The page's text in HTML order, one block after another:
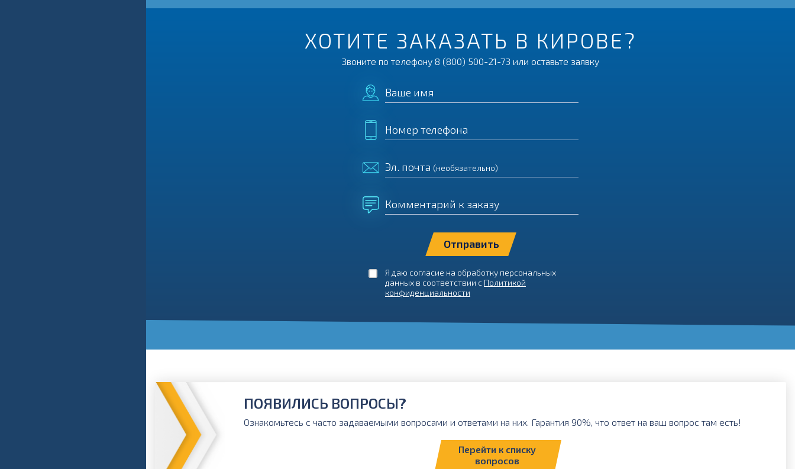
ХОТИТЕ ЗАКАЗАТЬ В КИРОВЕ?
Звоните по телефону 8 (800) 500-21-73 или оставьте заявку
Ваше имя
Номер телефона
Эл. почта (необязательно)
Комментарий к заказу
Я даю согласие на обработку персональных
данных в соответствии с Политикой
конфиденциальности
ПОЯВИЛИСЬ ВОПРОСЫ?
Ознакомьтесь с часто задаваемыми вопросами и ответами на них. Гарантия 90%, что ответ на ваш вопрос там есть!
Перейти к списку
вопросов